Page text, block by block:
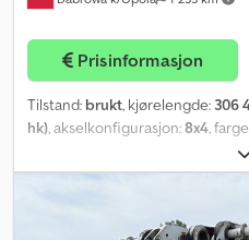
Prisinformasjon
Tilstand: brukt, kjørelengde: 306
hk), akselkonfigurasjon:8x4,
differensialsperre, elektrisk